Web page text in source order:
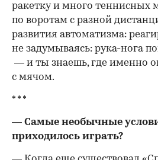
ракетку и много теннисных
по воротам с разной
развития автоматизма:
не задумываясь: рука-нога
— и ты знаешь, где именно
с мячом.
* * *
— Самые необычные
приходилось играть?